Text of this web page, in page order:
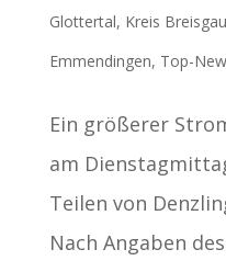
Glottertal, Kreis
Emmendingen, Top-
Ein größerer
am
Teilen von
Nach Angaben